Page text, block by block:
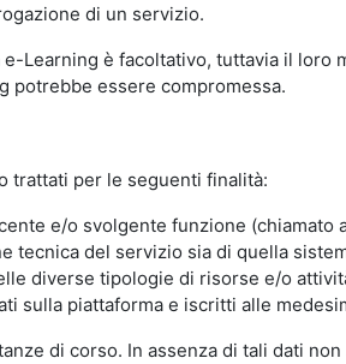
di un servizio.
Learning è facoltativo, tuttavia il loro
potrebbe essere compromessa.
trattati per le seguenti finalità:
e/o svolgente funzione (chiamato
tecnica del servizio sia di quella
diverse tipologie di risorse e/o
sulla piattaforma e iscritti alle
di corso. In assenza di tali dati